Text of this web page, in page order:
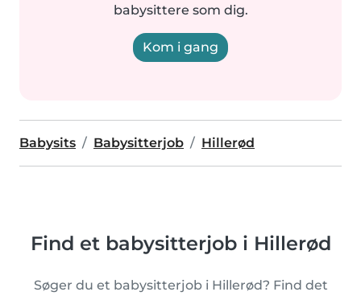
babysittere som dig.
Kom i gang
Babysits Babysitterjob Hillerød
Find et babysitterjob i Hillerød
Søger du et babysitterjob i Hillerød? Find det